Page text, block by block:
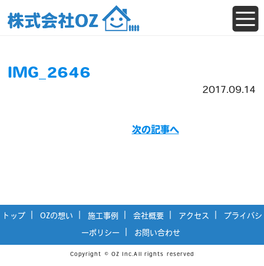
IMG_2646
2017.09.14
次の記事へ
トップ OZの想い 施工事例 会社概要 アクセス プライバシ
ーポリシー お問い合わせ
Copyright © OZ Inc.All rights reserved